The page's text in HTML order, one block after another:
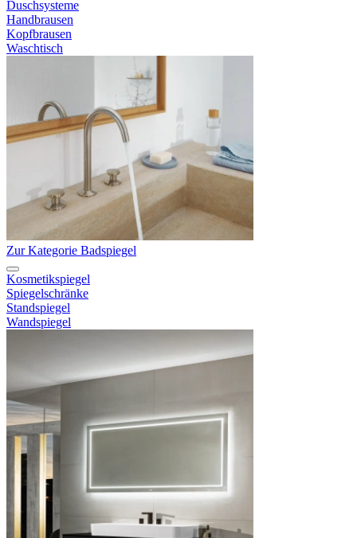
Duschsysteme
Handbrausen
Kopfbrausen
Waschtisch
Zur Kategorie Badspiegel
Kosmetikspiegel
Spiegelschränke
Standspiegel
Wandspiegel